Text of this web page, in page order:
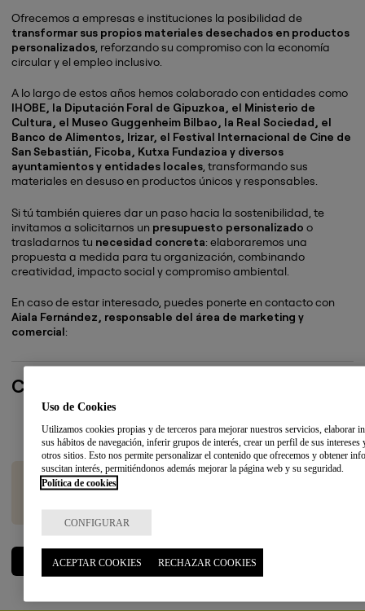
Ofrecemos a empresas e instituciones la posibilidad de
transformar sus propios materiales desechados en productos
personalizados, reforzando su compromiso con la economía
circular y el empleo inclusivo.
A lo largo de estos años hemos colaborado con entidades como
IHOBE, la Diputación Foral de Gipuzkoa, el Ministerio de
Cultura, el Museo Guggenheim Bilbao, la Real Sociedad, el
Banco de Alimentos, Irizar, el Festival Internacional de Cine de
San Sebastián, Ficoba, Kutxa Fundazioa y diversos
ayuntamientos y entidades locales, transformando sus
materiales en desuso en productos únicos y responsables.
Si tú también quieres dar un paso hacia la sostenibilidad, te
invitamos a solicitarnos un presupuesto personalizado o
trasladarnos tu necesidad concreta: elaboraremos una
propuesta a medida para tu organización, combinando
creatividad, impacto social y compromiso ambiental.
En caso de estar interesado, puedes ponerte en contacto con
Aiala Fernández, responsable del área de marketing y
comercial:
Contacto
Aiala Fernández
aiala.fernandez@batuzgizartefundazioa.eus
Teléfono
DESCARGA CATÁLOGO DE PRODUCTOS
Uso de Cookies
Utilizamos cookies propias y de terceros para mejorar nuestros servicios, elaborar
sus hábitos de navegación, inferir grupos de interés, crear un perfil de sus intereses
otros sitios. Esto nos permite personalizar el contenido que ofrecemos y obtener
suscitan interés, permitiéndonos además mejorar la página web y su seguridad.
Política de cookies
CONFIGURAR
RECHAZAR COOKIES
ACEPTAR COOKIES